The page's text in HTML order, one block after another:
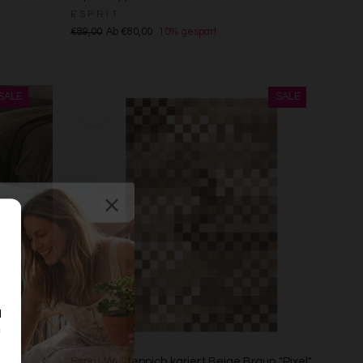
€89,00 Ab €80,00 10% gespart